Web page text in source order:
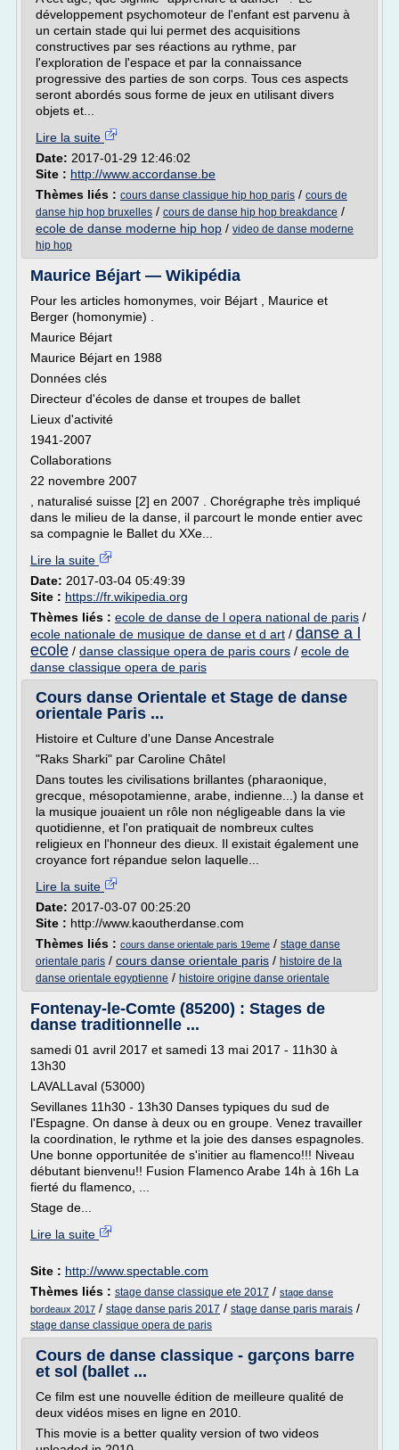
développement psychomoteur de l'enfant est parvenu à
un certain stade qui lui permet des acquisitions
constructives par ses réactions au rythme, par
l'exploration de l'espace et par la connaissance
progressive des parties de son corps. Tous ces aspects
seront abordés sous forme de jeux en utilisant divers
objets et...
Lire la suite
Date: 2017-01-29 12:46:02
Site : http://www.accordanse.be
Thèmes liés : cours danse classique hip hop paris / cours de
danse hip hop bruxelles / cours de danse hip hop breakdance /
ecole de danse moderne hip hop / video de danse moderne
hip hop
Maurice Béjart — Wikipédia
Pour les articles homonymes, voir Béjart , Maurice et
Berger (homonymie) .
Maurice Béjart
Maurice Béjart en 1988
Données clés
Directeur d'écoles de danse et troupes de ballet
Lieux d'activité
1941-2007
Collaborations
22 novembre 2007
, naturalisé suisse [2] en 2007 . Chorégraphe très impliqué
dans le milieu de la danse, il parcourt le monde entier avec
sa compagnie le Ballet du XXe...
Lire la suite
Date: 2017-03-04 05:49:39
Site : https://fr.wikipedia.org
Thèmes liés : ecole de danse de l opera national de paris /
ecole nationale de musique de danse et d art / danse a l
ecole / danse classique opera de paris cours / ecole de
danse classique opera de paris
Cours danse Orientale et Stage de danse
orientale Paris ...
Histoire et Culture d'une Danse Ancestrale
"Raks Sharki" par Caroline Châtel
Dans toutes les civilisations brillantes (pharaonique,
grecque, mésopotamienne, arabe, indienne...) la danse et
la musique jouaient un rôle non négligeable dans la vie
quotidienne, et l'on pratiquait de nombreux cultes
religieux en l'honneur des dieux. Il existait également une
croyance fort répandue selon laquelle...
Lire la suite
Date: 2017-03-07 00:25:20
Site : http://www.kaoutherdanse.com
Thèmes liés : cours danse orientale paris 19eme / stage danse
orientale paris / cours danse orientale paris / histoire de la
danse orientale egyptienne / histoire origine danse orientale
Fontenay-le-Comte (85200) : Stages de
danse traditionnelle ...
samedi 01 avril 2017 et samedi 13 mai 2017 - 11h30 à
13h30
LAVALLaval (53000)
Sevillanes 11h30 - 13h30 Danses typiques du sud de
l'Espagne. On danse à deux ou en groupe. Venez travailler
la coordination, le rythme et la joie des danses espagnoles.
Une bonne opportunitée de s'initier au flamenco!!! Niveau
débutant bienvenu!! Fusion Flamenco Arabe 14h à 16h La
fierté du flamenco, ...
Stage de...
Lire la suite
Site : http://www.spectable.com
Thèmes liés : stage danse classique ete 2017 / stage danse
bordeaux 2017 / stage danse paris 2017 / stage danse paris marais /
stage danse classique opera de paris
Cours de danse classique - garçons barre
et sol (ballet ...
Ce film est une nouvelle édition de meilleure qualité de
deux vidéos mises en ligne en 2010.
This movie is a better quality version of two videos